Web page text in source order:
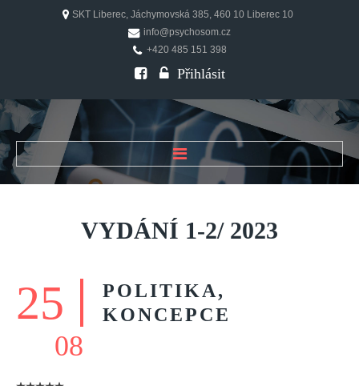
SKT Liberec, Jáchymovská 385, 460 10 Liberec 10
info@psychosom.cz
+420 485 151 398
Přihlásit
ÚVOD
O ČASOPISU
Historie
FAQ
Doporučení
VYDÁNÍ 1-2/ 2023
25
08
POLITIKA,
KONCEPCE